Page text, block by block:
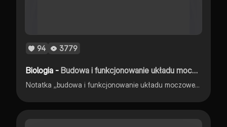
94 3779
Biologia -Budowa i funkcjonowanie układu moczowego - biologia rozszerzona
Notatka ,,budowa i funkcjonowanie układu moczowego,, w oparciu o podręcznik ,,biologia na czasie 3 - zakres rozszerzony,,